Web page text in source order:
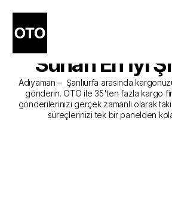
Adıyaman -
Kargo Gönderim
Sunan En İyi
Adıyaman –  Şanlıurfa arasında
gönderin. OTO ile 35'ten fazla kargo
gönderilerinizi gerçek zamanlı olarak
süreçlerinizi tek bir panelden